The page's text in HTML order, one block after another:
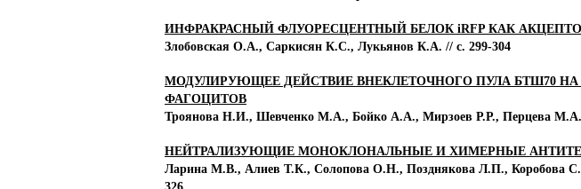
ИНФРАКРАСНЫЙ ФЛУОРЕСЦЕНТНЫЙ БЕЛОК iRFP КАК
Злобовская О.А., Саркисян К.С., Лукьянов К.А. // с. 299-304
МОДУЛИРУЮЩЕЕ ДЕЙСТВИЕ ВНЕКЛЕТОЧНОГО ПУЛА БТШ70
ФАГОЦИТОВ
Троянова Н.И., Шевченко М.А., Бойко А.А., Мирзоев Р.Р., Перцева
НЕЙТРАЛИЗУЮЩИЕ МОНОКЛОНАЛЬНЫЕ И ХИМЕРНЫЕ
Ларина М.В., Алиев Т.К., Солопова О.Н., Позднякова Л.П.,